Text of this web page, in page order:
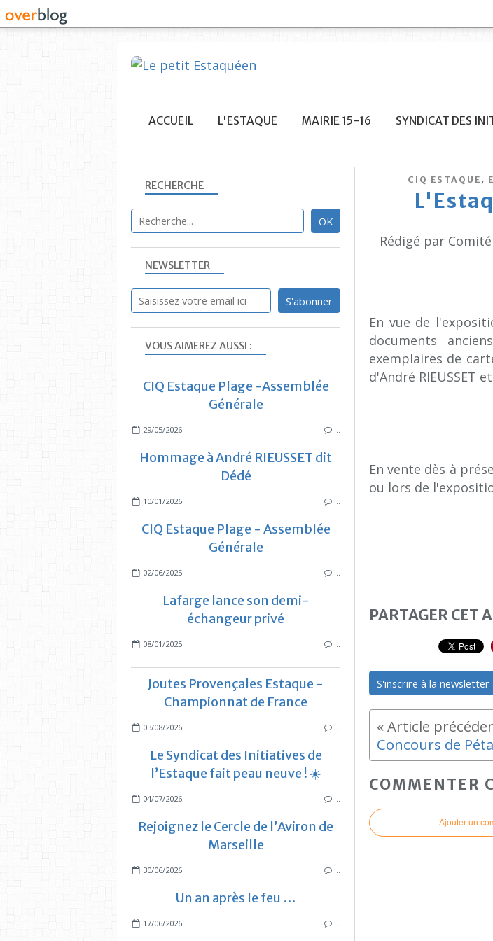
ACCUEIL L'ESTAQUE MAIRIE 15-16 SYNDICAT DES
CIQ ESTAQUE ,
Rédigé par
En vue de
documents
exemplaires de
d'André RIEUSSET
En vente dès à
ou lors de
PARTAGER CET
S'inscrire à la newsletter
COMMENTER
Ajouter un
NEWSLETTER
RECHERCHE
VOUS AIMEREZ AUSSI :
CIQ Estaque Plage -Assemblée
Générale
29/05/2026
Hommage à André RIEUSSET dit
Dédé
10/01/2026
CIQ Estaque Plage - Assemblée
Générale
02/06/2025
Lafarge lance son demi-
échangeur privé
08/01/2025
Joutes Provençales Estaque -
Championnat de France
03/08/2026
Le Syndicat des Initiatives de
l’Estaque fait peau neuve ! ☀️
04/07/2026
Rejoignez le Cercle de l’Aviron de
Marseille
30/06/2026
Un an après le feu …
17/06/2026